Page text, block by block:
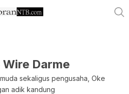
Wire Darme
sekaligus pengusaha, Oke
adik kandung